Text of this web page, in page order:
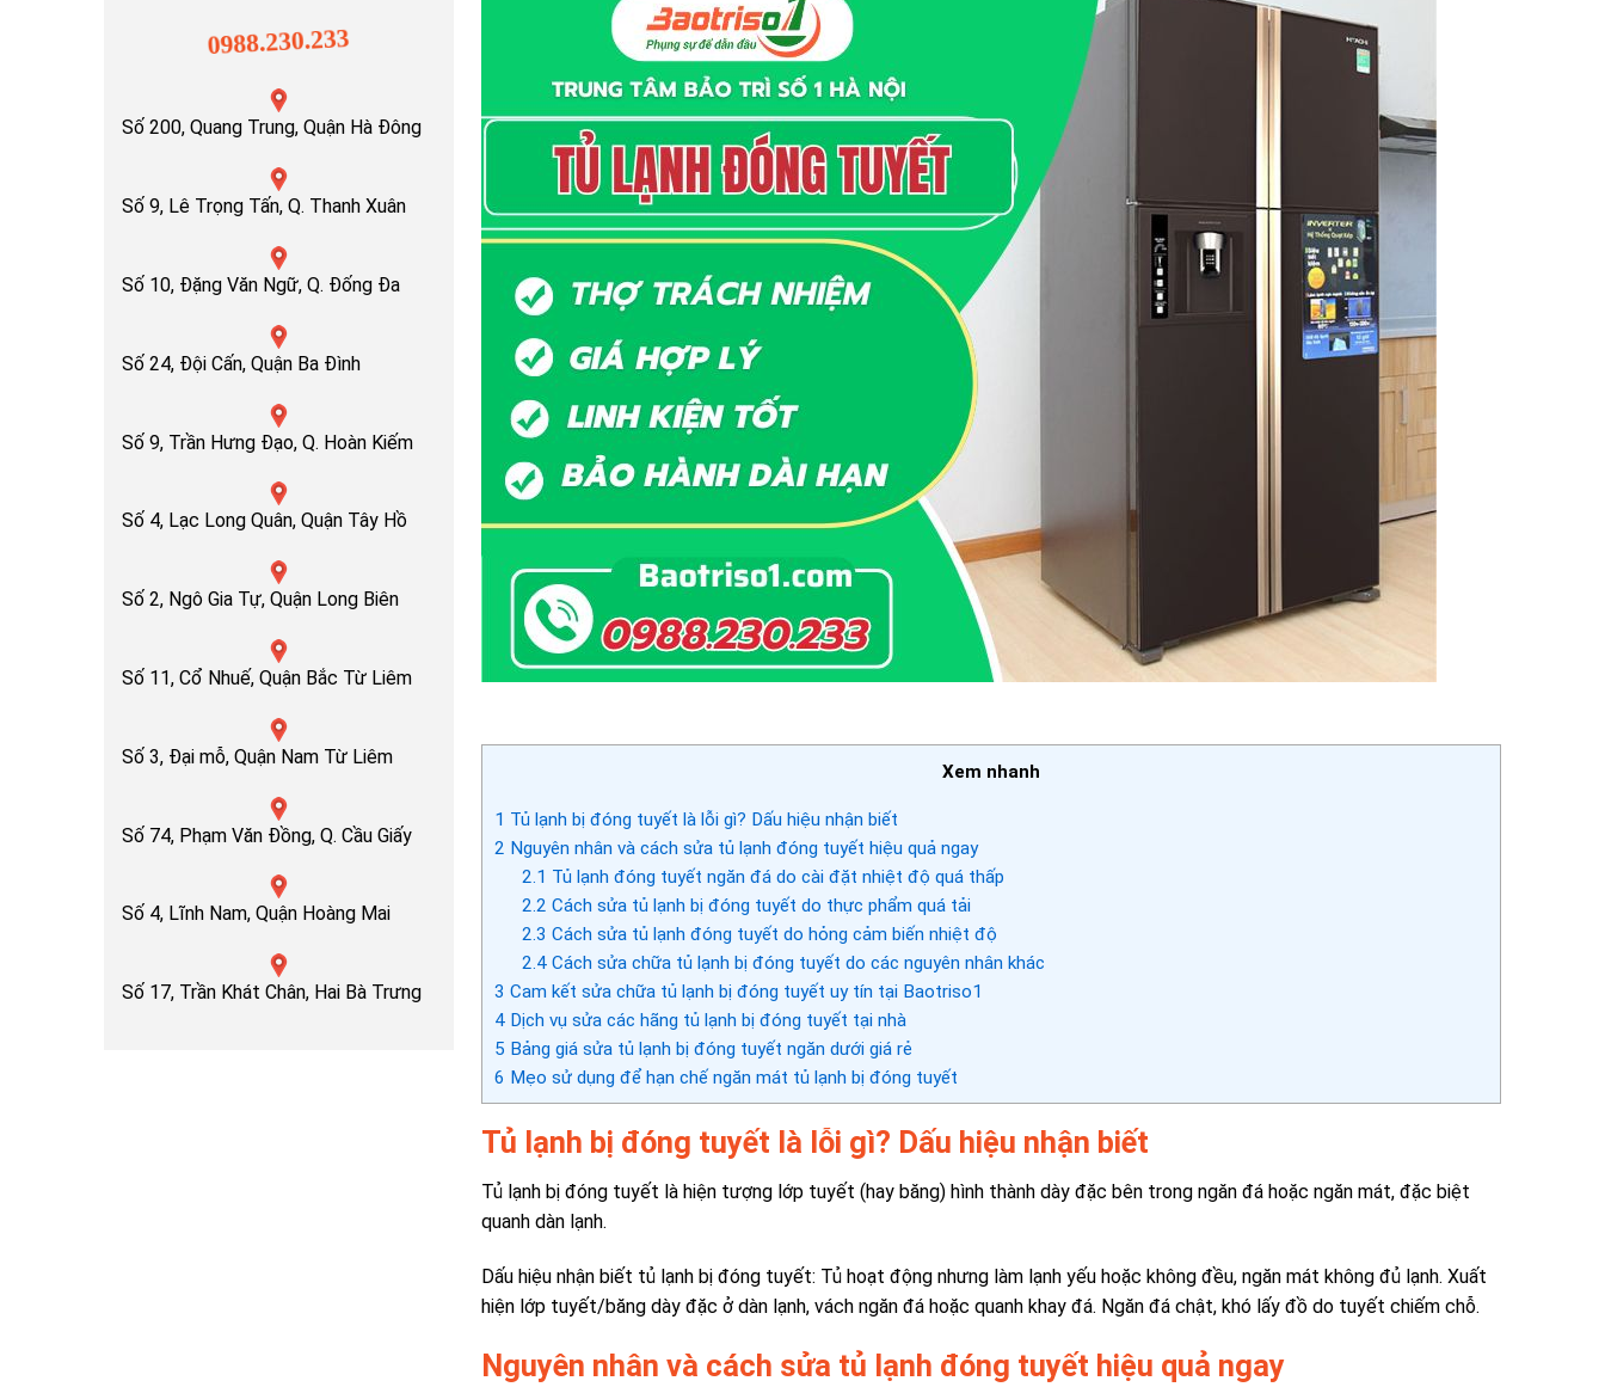
0988.230.233
Số 200, Quang Trung, Quận Hà Đông
Số 9, Lê Trọng Tấn, Q. Thanh Xuân
Số 10, Đặng Văn Ngữ, Q. Đống Đa
Số 24, Đội Cấn, Quận Ba Đình
Số 9, Trần Hưng Đạo, Q. Hoàn Kiếm
Số 4, Lạc Long Quân, Quận Tây Hồ
Số 2, Ngô Gia Tự, Quận Long Biên
Số 11, Cổ Nhuế, Quận Bắc Từ Liêm
Số 3, Đại mỗ, Quận Nam Từ Liêm
Số 74, Phạm Văn Đồng, Q. Cầu Giấy
Số 4, Lĩnh Nam, Quận Hoàng Mai
Số 17, Trần Khát Chân, Hai Bà Trưng
Xem nhanh
1 Tủ lạnh bị đóng tuyết là lỗi gì? Dấu hiệu nhận biết
2 Nguyên nhân và cách sửa tủ lạnh đóng tuyết hiệu quả ngay
2.1 Tủ lạnh đóng tuyết ngăn đá do cài đặt nhiệt độ quá thấp
2.2 Cách sửa tủ lạnh bị đóng tuyết do thực phẩm quá tải
2.3 Cách sửa tủ lạnh đóng tuyết do hỏng cảm biến nhiệt độ
2.4Cách sửa chữa tủ lạnh bị đóng tuyết do các nguyên nhân khác
3 Cam kết sửa chữa tủ lạnh bị đóng tuyết uy tín tại Baotriso1
4Dịch vụ sửa các hãng tủ lạnh bị đóng tuyết tại nhà
5 Bảng giá sửa tủ lạnh bị đóng tuyết ngăn dưới giá rẻ
6 Mẹo sử dụng để hạn chế ngăn mát tủ lạnh bị đóng tuyết
Tủ lạnh bị đóng tuyết là lỗi gì? Dấu hiệu nhận biết
Tủ lạnh bị đóng tuyết là hiện tượng lớp tuyết (hay băng) hình thành dày đặc bên trong ngăn đá hoặc ngăn mát, đặc biệt
quanh dàn lạnh.
Dấu hiệu nhận biết tủ lạnh bị đóng tuyết: Tủ hoạt động nhưng làm lạnh yếu hoặc không đều, ngăn mát không đủ lạnh. Xuất
hiện lớp tuyết/băng dày đặc ở dàn lạnh, vách ngăn đá hoặc quanh khay đá. Ngăn đá chật, khó lấy đồ do tuyết chiếm chỗ.
Nguyên nhân và cách sửa tủ lạnh đóng tuyết hiệu quả ngay